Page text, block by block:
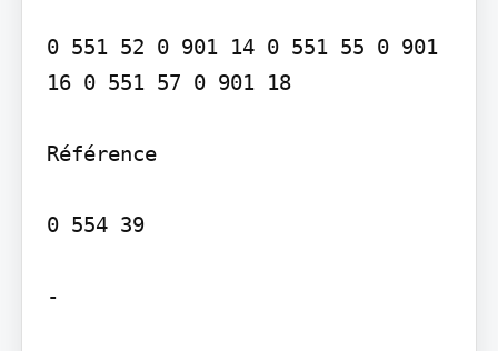
0 551 52 0 901 14 0 551 55 0 901
16 0 551 57 0 901 18
Référence
0 554 39
-